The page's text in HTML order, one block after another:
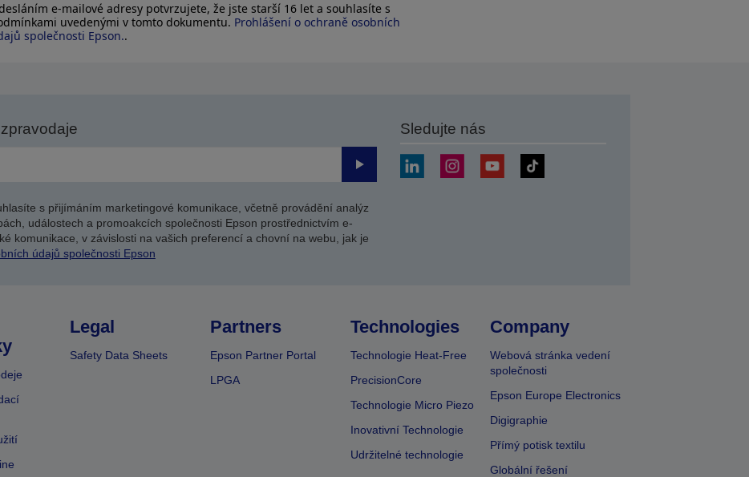
e-mailové adresy potvrzujete, že jste starší 16 let a souhlasíte s
uvedenými v tomto dokumentu. Prohlášení o ochraně osobních
společnosti Epson..
Odeslat
s přijímáním marketingové komunikace, včetně provádění analýz
událostech a promoakcích společnosti Epson prostřednictvím e-
komunikace, v závislosti na vašich preferencí a chovní na webu, jak je
údajů společnosti Epson
Sledujte nás
Legal
Safety Data Sheets
Partners
Epson Partner Portal
LPGA
Technologies
Technologie Heat-Free
PrecisionCore
Technologie Micro Piezo
Inovativní Technologie
Udržitelné technologie
Company
Webová stránka vedení
společnosti
Epson Europe Electronics
Digigraphie
Přímý potisk textilu
Globální řešení